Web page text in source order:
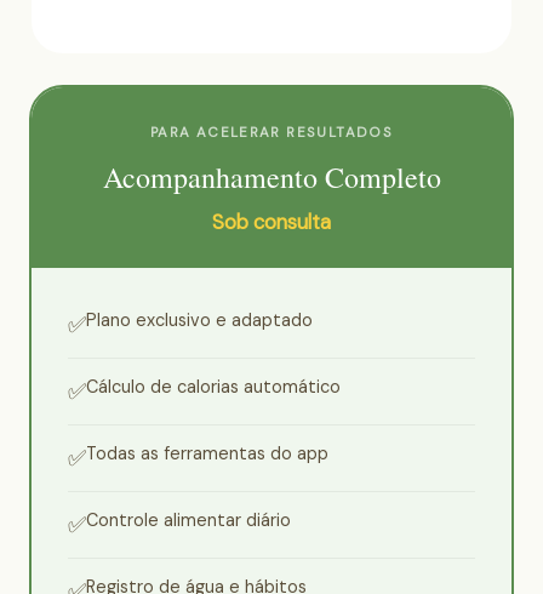
PARA ACELERAR RESULTADOS
Acompanhamento Completo
Sob consulta
✅Plano exclusivo e adaptado
✅Cálculo de calorias automático
✅Todas as ferramentas do app
✅Controle alimentar diário
Registro de água e hábitos